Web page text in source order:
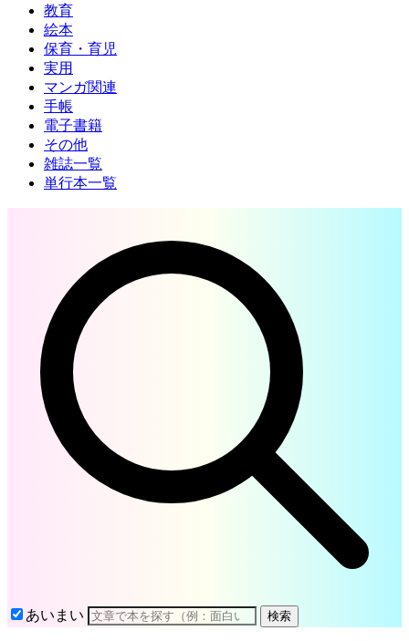
教育
絵本
保育・育児
実用
マンガ関連
手帳
電子書籍
その他
雑誌一覧
単行本一覧
あいまい 検索